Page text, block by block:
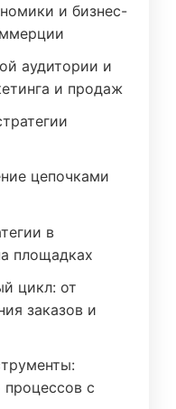
и бизнес-
аудитории и
и продаж
цепочками
в
площадках
цикл: от
заказов и
с